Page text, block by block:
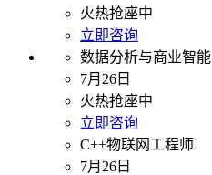
火热抢座中
立即咨询
数据分析与商业智能
7月26日
火热抢座中
立即咨询
C++物联网工程师
7月26日